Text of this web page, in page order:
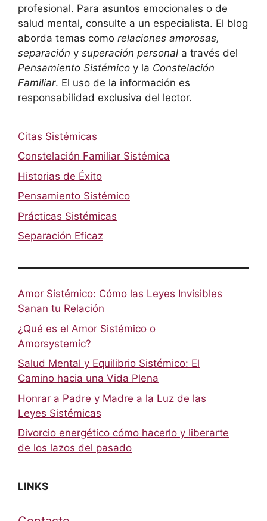
profesional. Para asuntos emocionales o de
salud mental, consulte a un especialista. El blog
aborda temas como relaciones amorosas,
separación y superación personal a través del
Pensamiento Sistémico y la Constelación
Familiar. El uso de la información es
responsabilidad exclusiva del lector.
Citas Sistémicas
Constelación Familiar Sistémica
Historias de Éxito
Pensamiento Sistémico
Prácticas Sistémicas
Separación Eficaz
Amor Sistémico: Cómo las Leyes Invisibles
Sanan tu Relación
¿Qué es el Amor Sistémico o
Amorsystemic?
Salud Mental y Equilibrio Sistémico: El
Camino hacia una Vida Plena
Honrar a Padre y Madre a la Luz de las
Leyes Sistémicas
Divorcio energético cómo hacerlo y liberarte
de los lazos del pasado
LINKS